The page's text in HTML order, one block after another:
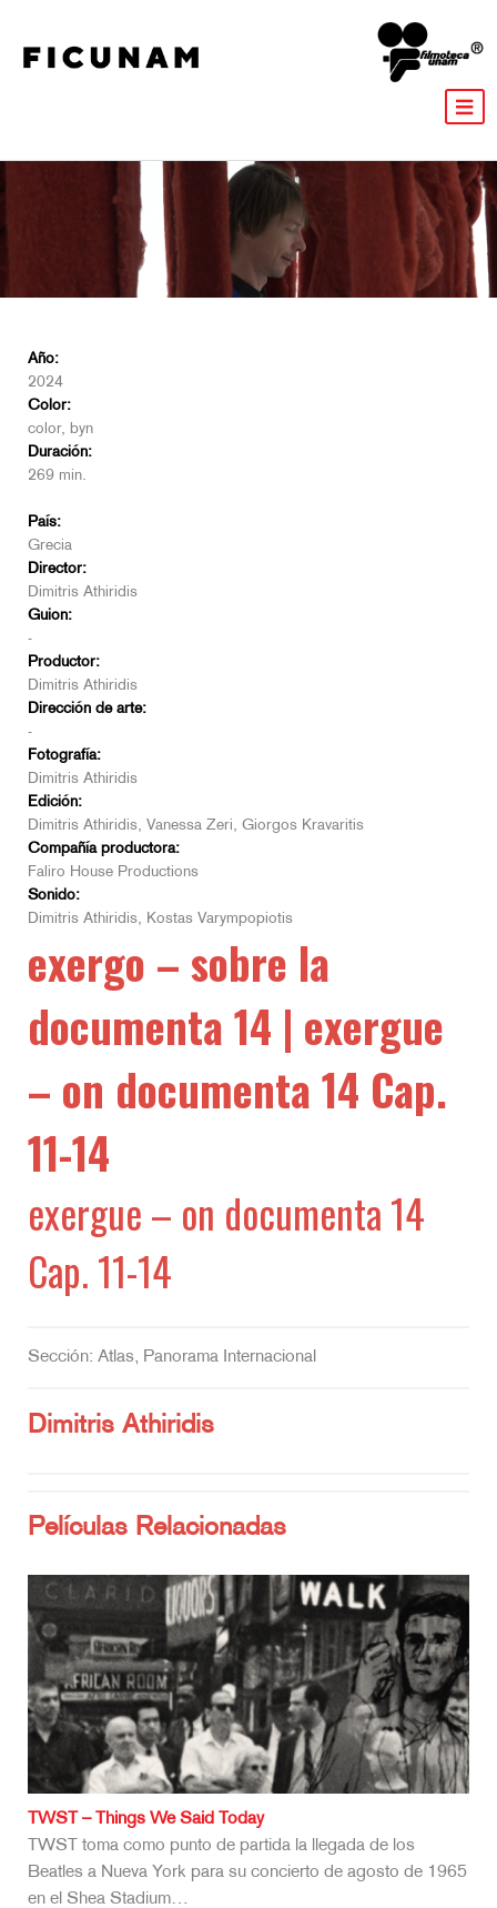
Año:
2024
Color:
color, byn
Duración:
269 min.
País:
Grecia
Director:
Dimitris Athiridis
Guion:
-
Productor:
Dimitris Athiridis
Dirección de arte:
-
Fotografía:
Dimitris Athiridis
Edición:
Dimitris Athiridis, Vanessa Zeri, Giorgos Kravaritis
Compañía productora:
Faliro House Productions
Sonido:
Dimitris Athiridis, Kostas Varympopiotis
exergo – sobre la
documenta 14 | exergue
– on documenta 14 Cap.
11-14
exergue – on documenta 14
Cap. 11-14
Sección: Atlas, Panorama Internacional
Dimitris Athiridis
Películas Relacionadas
TWST – Things We Said Today
TWST toma como punto de partida la llegada de los
Beatles a Nueva York para su concierto de agosto de 1965
en el Shea Stadium…